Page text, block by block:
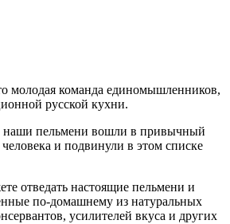
команда единомышленников,
русской кухни.
пельмени вошли в привычный
и подвинули в этом списке
отведать настоящие пельмени и
по-домашнему из натуральных
усилителей вкуса и других